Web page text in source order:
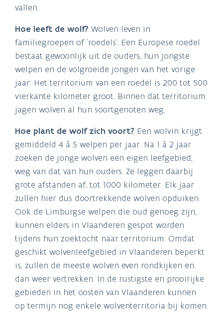
vallen.
Hoe leeft de wolf? Wolven leven in
familiegroepen of ‘roedels’. Een Europese roedel
bestaat gewoonlijk uit de ouders, hun jongste
welpen en de volgroeide jongen van het vorige
jaar. Het territorium van een roedel is 200 tot 500
vierkante kilometer groot. Binnen dat territorium
jagen wolven al hun soortgenoten weg.
Hoe plant de wolf zich voort? Een wolvin krijgt
gemiddeld 4 à 5 welpen per jaar. Na 1 à 2 jaar
zoeken de jonge wolven een eigen leefgebied,
weg van dat van hun ouders. Ze leggen daarbij
grote afstanden af, tot 1000 kilometer. Elk jaar
zullen hier dus doortrekkende wolven opduiken.
Ook de Limburgse welpen die oud genoeg zijn,
kunnen elders in Vlaanderen gespot worden
tijdens hun zoektocht naar territorium. Omdat
geschikt wolvenleefgebied in Vlaanderen beperkt
is, zullen de meeste wolven even rondkijken en
dan weer vertrekken. In de rustigste en prooirijke
gebieden in het oosten van Vlaanderen kunnen
op termijn nog enkele wolventerritoria bij komen.